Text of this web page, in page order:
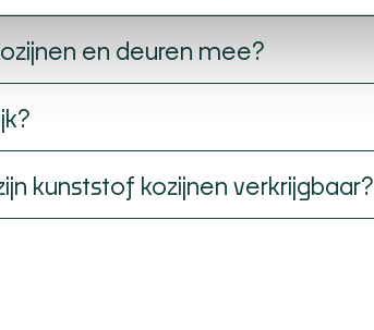
en deuren mee?
kunststof kozijnen verkrijgbaar?